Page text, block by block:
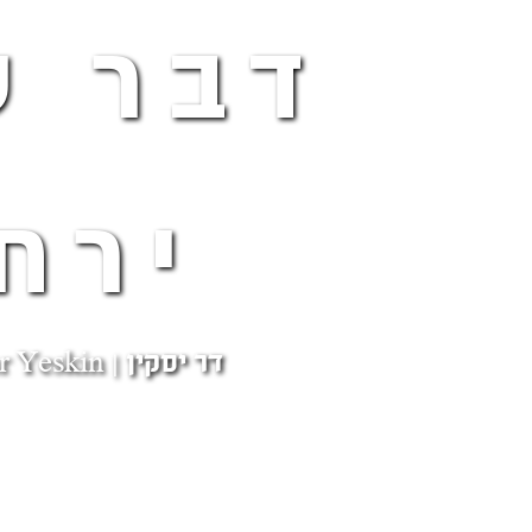
דבר
דר יסקין | Dar Yeskin